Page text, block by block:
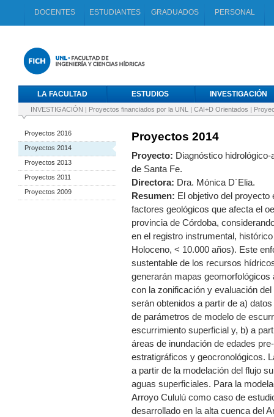
DOCENTES ESTUDIANTES GRADUADOS PERSONAL
LA FACULTAD ESTUDIOS INVESTIGACIÓN
INVESTIGACIÓN | Proyectos financiados por la UNL | CAI+D Orientados |
Proyectos 2016
Proyectos 2014
Proyectos 2013
Proyectos 2011
Proyectos 2009
Proyectos 2014
Proyecto: Diagnóstico
de Santa Fe.
Directora: Dra. Mónica D´Elia.
Resumen: El objetivo del proyecto
factores geológicos que afecta el
provincia de Córdoba,
en el registro instrumental,
Holoceno, < 10.000 años). Este
sustentable de los recursos
generarán mapas
con la zonificación y evaluación
serán obtenidos a partir de a)
de parámetros de modelo de
escurrimiento superficial y, b) a
áreas de inundación de edades
estratigráficos y geocronológicos.
a partir de la modelación del flujo
aguas superficiales. Para la
Arroyo Cululú como caso de
desarrollado en la alta cuenca del